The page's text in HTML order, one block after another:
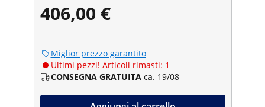
406,00 €
Miglior prezzo garantito
Ultimi pezzi! Articoli rimasti: 1
CONSEGNA GRATUITA ca. 19/08